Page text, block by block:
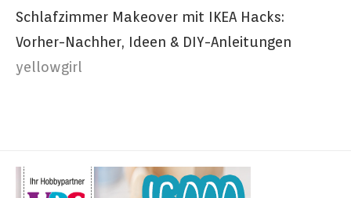
Schlafzimmer Makeover mit IKEA Hacks:
Vorher-Nachher, Ideen & DIY-Anleitungen
yellowgirl